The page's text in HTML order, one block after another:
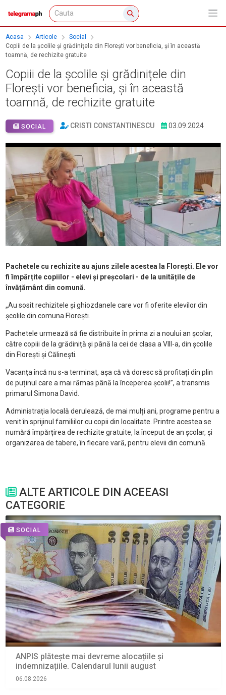
Acasa Articole
Social
Copiii de la școlile și grădinițele din Florești vor beneficia, și în această
toamnă, de rechizite gratuite
Copiii de la școlile și grădinițele din
Florești vor beneficia, și în această
toamnă, de rechizite gratuite
SOCIAL CRISTI CONSTANTINESCU 03.09.2024
Pachetele cu rechizite au ajuns zilele acestea la Florești. Ele vor
fi împărțite copiilor - elevi și preșcolari - de la unitățile de
învățământ din comună.
„Au sosit rechizitele și ghiozdanele care vor fi oferite elevilor din
școlile din comuna Florești.
Pachetele urmează să fie distribuite în prima zi a noului an școlar,
către copiii de la grădiniță și până la cei de clasa a VIII-a, din școlile
din Florești și Călinești.
Vacanța încă nu s-a terminat, așa că vă doresc să profitați din plin
de puținul care a mai rămas până la începerea școlii!”, a transmis
primarul Simona David.
Administrația locală derulează, de mai mulți ani, programe pentru a
venit în sprijinul familiilor cu copii din localitate. Printre acestea se
numără împărțirea de rechizite gratuite, la început de an școlar, și
organizarea de tabere, în fiecare vară, pentru elevii din comună.
ALTE ARTICOLE DIN ACEEASI
CATEGORIE
SOCIAL
ANPIS plătește mai devreme alocațiile și
indemnizațiile. Calendarul lunii august
06.08.2026